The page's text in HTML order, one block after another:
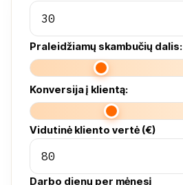
Praleidžiamų skambučių dalis:
Konversija į klientą:
Vidutinė kliento vertė (€)
Darbo dienų per mėnesį